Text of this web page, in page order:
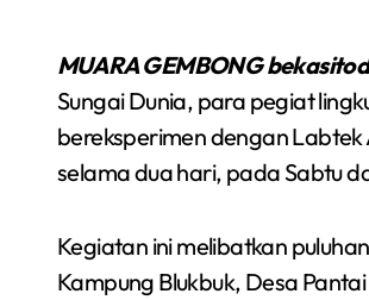
MUARA GEMBONG
Sungai Dunia, para pegiat
bereksperimen dengan
selama dua hari, pada Sabtu
Kegiatan ini melibatkan
Kampung Blukbuk, Desa